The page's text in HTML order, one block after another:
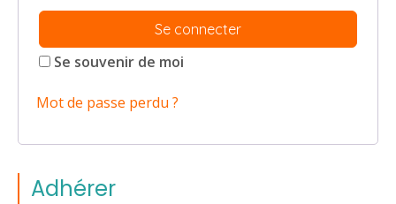
Se souvenir de moi
Mot de passe perdu ?
Adhérer